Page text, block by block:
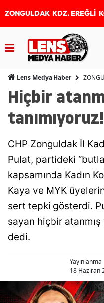
ZONGULDAK KDZ. EREĞLİ
Lens Medya Haber
Hiçbir
tanımıyoruz!
CHP Zonguldak İl
Pulat, partideki
kapsamında Kadın
Kaya ve MYK
sert tepki gösterdi.
sayan hiçbir atanmış
dedi.
Yayınlanma
18 Haziran